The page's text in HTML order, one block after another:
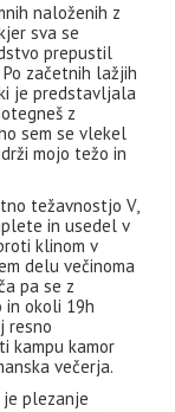
naloženih z
sva se
prepustil
začetnih lažjih
je predstavljala
z
sem se vlekel
mojo težo in
težavnostjo V,
in usedel v
klinom v
delu večinoma
pa se z
in okoli 19h
resno
kampu kamor
večerja.
je plezanje